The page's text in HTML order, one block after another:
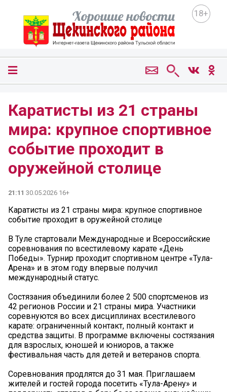
18+
Каратисты из 21 страны
мира: крупное спортивное
событие проходит в
оружейной столице
21:11 30.05.2026 16+
Каратисты из 21 страны мира: крупное спортивное
событие проходит в оружейной столице
В Туле стартовали Международные и Всероссийские
соревнования по всестилевому карате «День
Победы». Турнир проходит спортивном центре «Тула-
Арена» и в этом году впервые получил
международный статус.
Состязания объединили более 2 500 спортсменов из
42 регионов России и 21 страны мира. Участники
соревнуются во всех дисциплинах всестилевого
карате: ограниченный контакт, полный контакт и
средства защиты. В программе включены состязания
для взрослых, юношей и юниоров, а также
фестивальная часть для детей и ветеранов спорта.
Соревнования продлятся до 31 мая. Приглашаем
жителей и гостей города посетить «Тула-Арену» и